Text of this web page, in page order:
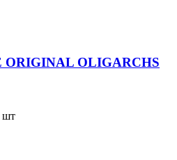
ORIGINAL OLIGARCHS
шт